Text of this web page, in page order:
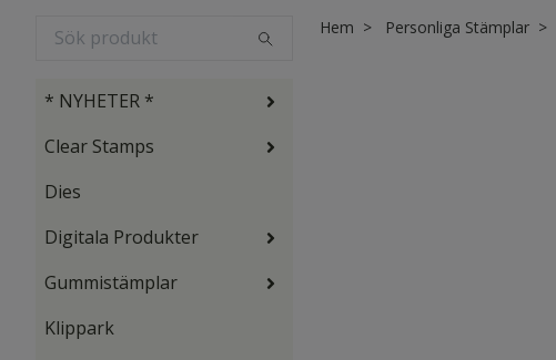
* NYHETER *
Clear Stamps
Dies
Digitala Produkter
Gummistämplar
Klippark
Hem Personliga Stämplar